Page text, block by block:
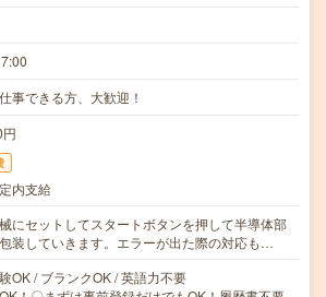
事できる方、大歓迎！
内支給
にセットしてスタートボタンを押して半導体部
装していきます。エラーが出た際の対応も…
OK / ブランクOK / 英語力不要